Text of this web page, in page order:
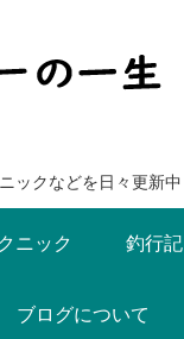
ックなどを日々更新中
ニック 釣行記
ブログについて